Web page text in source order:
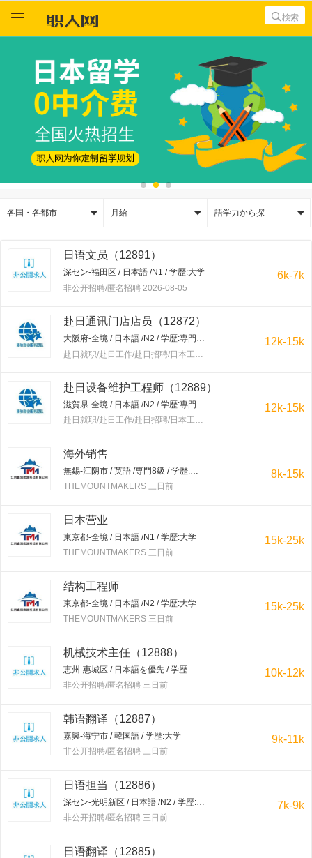
  検索

各国・各都市 
月給 
語学力から探
日语文员（12891）
深セン-福田区 / 日本語 /N1 / 学歴:大学
非公开招聘/匿名招聘 2026-08-05
6k-7k
赴日通讯门店店员（12872）
大阪府-全境 / 日本語 /N2 / 学歴:専門学校・短大
12k-15k
赴日设备维护工程师（12889）
滋賀県-全境 / 日本語 /N2 / 学歴:専門学校・短大
赴日就职/赴日工作/赴日招聘/日本工作/赴韩就职/赴韩工作/赴韩招聘/韩国工作/出国工作 三日前
12k-15k
海外销售
無錫-江阴市 / 英語 /専門8級 / 学歴:大学
THEMOUNTMAKERS 三日前
8k-15k
日本营业
東京都-全境 / 日本語 /N1 / 学歴:大学
THEMOUNTMAKERS 三日前
15k-25k
结构工程师
東京都-全境 / 日本語 /N2 / 学歴:大学
THEMOUNTMAKERS 三日前
15k-25k
机械技术主任（12888）
恵州-惠城区 / 日本語を優先 / 学歴:大学
非公开招聘/匿名招聘 三日前
10k-12k
韩语翻译（12887）
嘉興-海宁市 / 韓国語 / 学歴:大学
非公开招聘/匿名招聘 三日前
9k-11k
日语担当（12886）
深セン-光明新区 / 日本語 /N2 / 学歴:専門学校・短大
非公开招聘/匿名招聘 三日前
7k-9k
日语翻译（12885）